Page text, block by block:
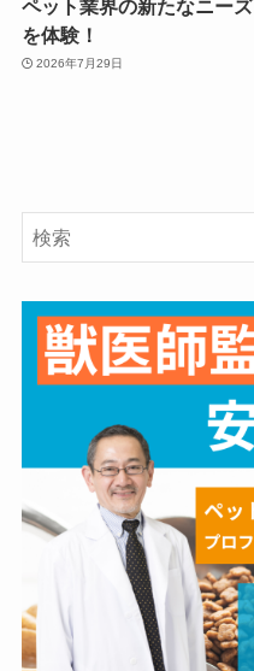
ペット業界の新たなニーズ
を体験！
2026年7月29日